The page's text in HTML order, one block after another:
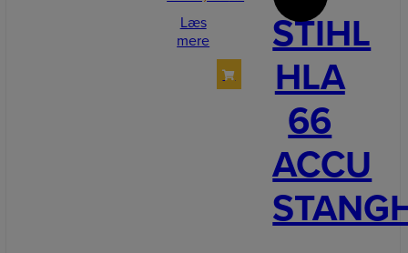
Læs
mere
STIHL
HLA
66
ACCU